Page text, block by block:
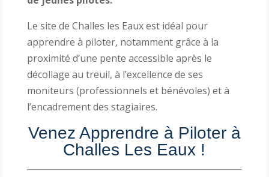
Le site de Challes les Eaux est idéal pour
apprendre à piloter, notamment grâce à la
proximité d’une pente accessible après le
décollage au treuil, à l’excellence de ses
moniteurs (professionnels et bénévoles) et à
l’encadrement des stagiaires.
Venez Apprendre à Piloter à
Challes Les Eaux !